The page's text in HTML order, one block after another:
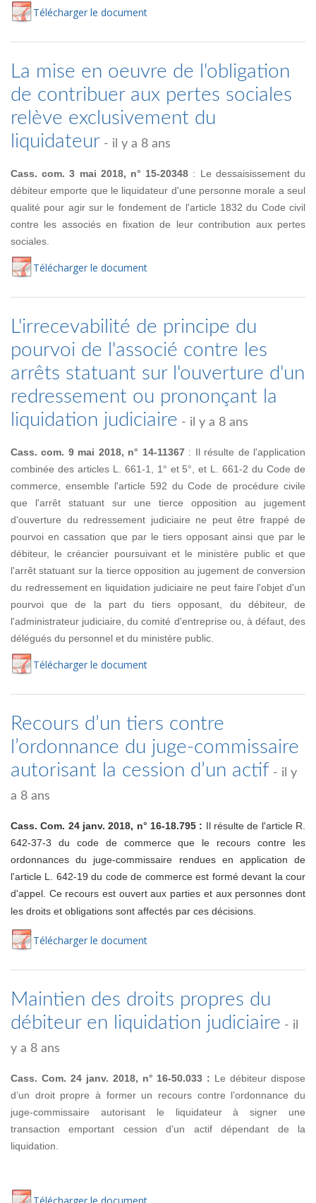
Télécharger le document
La mise en oeuvre de l'obligation
de contribuer aux pertes sociales
relève exclusivement du
liquidateur - il y a 8 ans
Cass. com. 3 mai 2018, n° 15-20348 : Le dessaisissement du
débiteur emporte que le liquidateur d'une personne morale a seul
qualité pour agir sur le fondement de l'article 1832 du Code civil
contre les associés en fixation de leur contribution aux pertes
sociales.
Télécharger le document
L'irrecevabilité de principe du
pourvoi de l'associé contre les
arrêts statuant sur l'ouverture d'un
redressement ou prononçant la
liquidation judiciaire - il y a 8 ans
Cass. com. 9 mai 2018, n° 14-11367 : Il résulte de l'application
combinée des articles L. 661-1, 1° et 5°, et L. 661-2 du Code de
commerce, ensemble l'article 592 du Code de procédure civile
que l'arrêt statuant sur une tierce opposition au jugement
d'ouverture du redressement judiciaire ne peut être frappé de
pourvoi en cassation que par le tiers opposant ainsi que par le
débiteur, le créancier poursuivant et le ministère public et que
l'arrêt statuant sur la tierce opposition au jugement de conversion
du redressement en liquidation judiciaire ne peut faire l'objet d'un
pourvoi que de la part du tiers opposant, du débiteur, de
l'administrateur judiciaire, du comité d'entreprise ou, à défaut, des
délégués du personnel et du ministère public.
Télécharger le document
Recours d’un tiers contre
l’ordonnance du juge-commissaire
autorisant la cession d’un actif - il y
a 8 ans
Cass. Com. 24 janv. 2018, n° 16-18.795 : Il résulte de l'article R.
642-37-3 du code de commerce que le recours contre les
ordonnances du juge-commissaire rendues en application de
l'article L. 642-19 du code de commerce est formé devant la cour
d'appel. Ce recours est ouvert aux parties et aux personnes dont
les droits et obligations sont affectés par ces décisions.
Télécharger le document
Maintien des droits propres du
débiteur en liquidation judiciaire - il
y a 8 ans
Cass. Com. 24 janv. 2018, n° 16-50.033 : Le débiteur dispose
d’un droit propre à former un recours contre l’ordonnance du
juge-commissaire autorisant le liquidateur à signer une
transaction emportant cession d’un actif dépendant de la
liquidation.